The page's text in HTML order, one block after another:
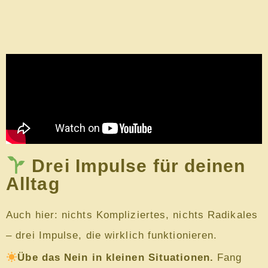
Drei Impulse für deinen
Alltag
Auch hier: nichts Kompliziertes, nichts Radikales
– drei Impulse, die wirklich funktionieren.
Übe das Nein in kleinen Situationen. Fang